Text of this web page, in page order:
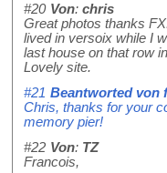
#20 Von: chris
Great photos thanks
lived in versoix while I
last house on that row
Lovely site.
#21 Beantworted von
Chris, thanks for your
memory pier!
#22 Von: TZ
Francois,